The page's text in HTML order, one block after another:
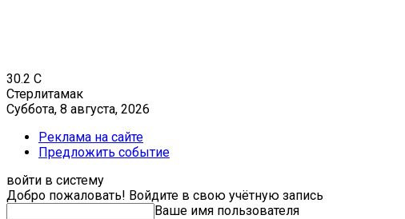
30.2 C
Стерлитамак
Суббота, 8 августа, 2026
Реклама на сайте
Предложить событие
войти в систему
Добро пожаловать! Войдите в свою учётную запись
Ваше имя пользователя